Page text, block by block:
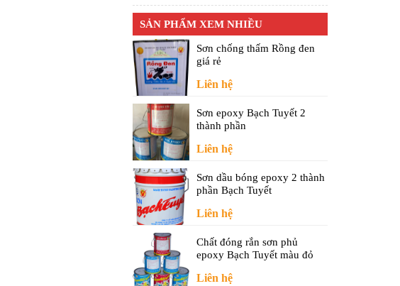
SẢN PHẨM XEM NHIỀU
Sơn chống thấm Rồng đen
giá rẻ
Liên hệ
Sơn epoxy Bạch Tuyết 2
thành phần
Liên hệ
Sơn dầu bóng epoxy 2 thành
phần Bạch Tuyết
Liên hệ
Chất đóng rắn sơn phủ
epoxy Bạch Tuyết màu đỏ
Liên hệ